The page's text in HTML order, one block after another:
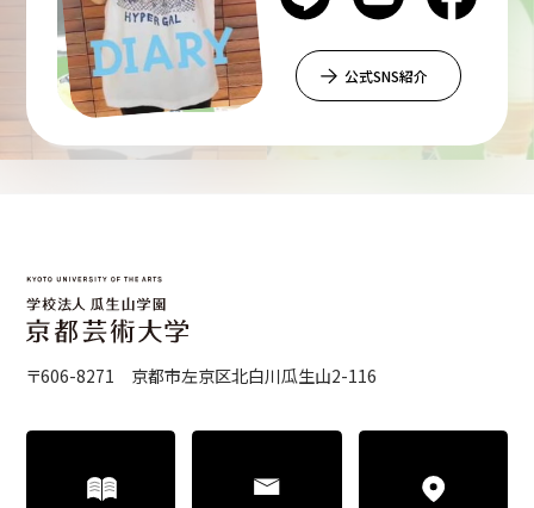
公式SNS紹介
〒606-8271 京都市左京区北白川瓜生山2-116